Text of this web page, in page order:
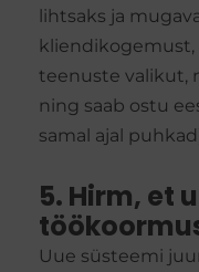
lihtsaks ja
teenuste valikut,
ning saab ostu
samal ajal
5. Hirm, et
Uue süsteemi